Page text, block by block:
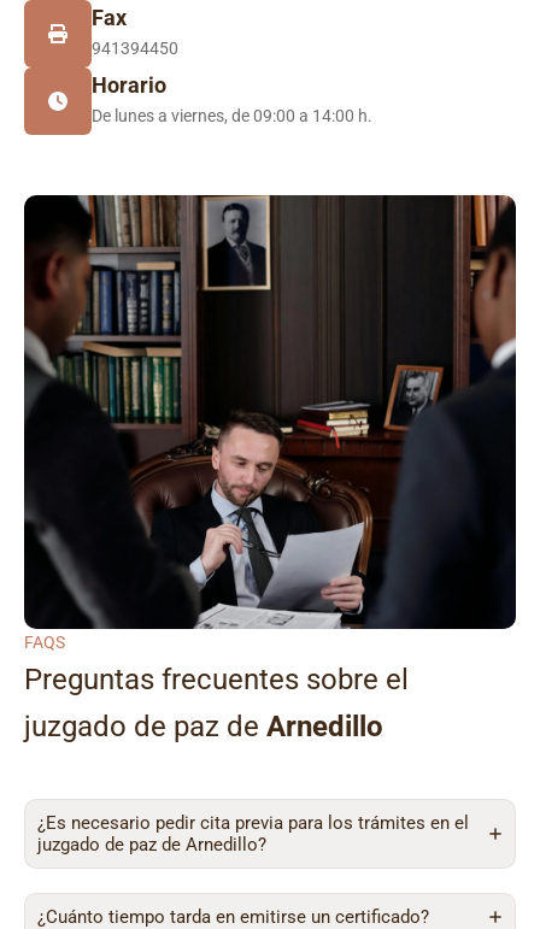
Fax
941394450
Horario
De lunes a viernes, de 09:00 a 14:00 h.
FAQS
Preguntas frecuentes sobre el
juzgado de paz de Arnedillo
¿Es necesario pedir cita previa para los trámites en el
juzgado de paz de Arnedillo?
¿Cuánto tiempo tarda en emitirse un certificado?